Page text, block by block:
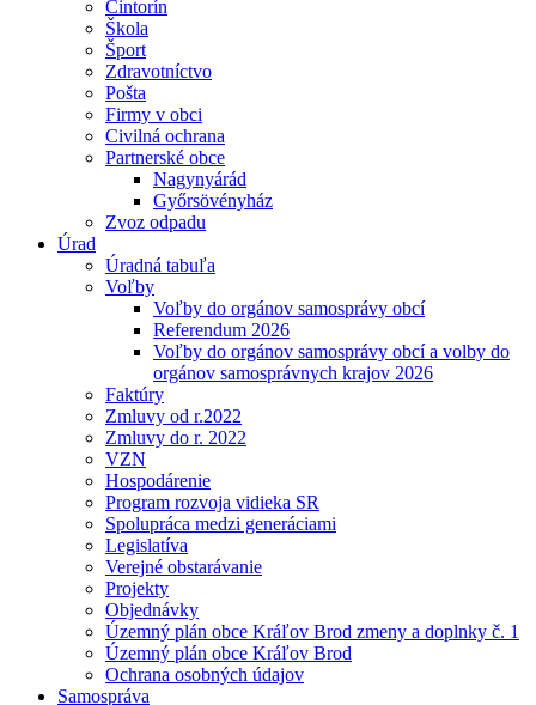
Cintorín
Škola
Šport
Zdravotníctvo
Pošta
Firmy v obci
Civilná ochrana
Partnerské obce
Nagynyárád
Győrsövényház
Zvoz odpadu
Úrad
Úradná tabuľa
Voľby
Voľby do orgánov samosprávy obcí
Referendum 2026
Voľby do orgánov samosprávy obcí a volby do
orgánov samosprávnych krajov 2026
Faktúry
Zmluvy od r.2022
Zmluvy do r. 2022
VZN
Hospodárenie
Program rozvoja vidieka SR
Spolupráca medzi generáciami
Legislatíva
Verejné obstarávanie
Projekty
Objednávky
Územný plán obce Kráľov Brod zmeny a doplnky č. 1
Územný plán obce Kráľov Brod
Ochrana osobných údajov
Samospráva